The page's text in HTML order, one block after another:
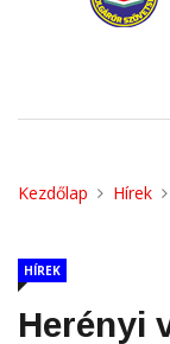
Kezdőlap Hírek
HÍREK
Herényi